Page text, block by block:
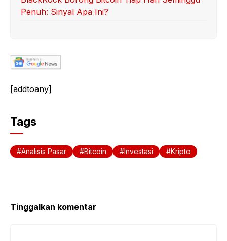
Penuh: Sinyal Apa Ini?
[addtoany]
Tags
Analisis Pasar Bitcoin Investasi Kripto
Tinggalkan komentar